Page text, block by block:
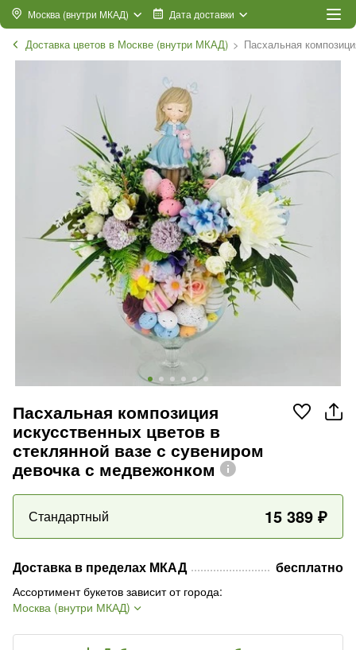
Москва (внутри МКАД) Дата доставки
Доставка цветов в Москве (внутри МКАД) Пасхальная
Пасхальная композиция
искусственных цветов в
стеклянной вазе с сувениром
девочка с медвежонком
Стандартный 15 389 ₽
Доставка в пределах МКАД бесплатно
Ассортимент букетов зависит от города:
Москва (внутри МКАД)